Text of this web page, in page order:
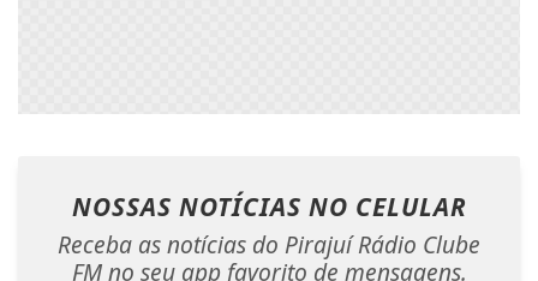
NOSSAS NOTÍCIAS NO CELULAR
Receba as notícias do Pirajuí Rádio Clube
FM no seu app favorito de mensagens.